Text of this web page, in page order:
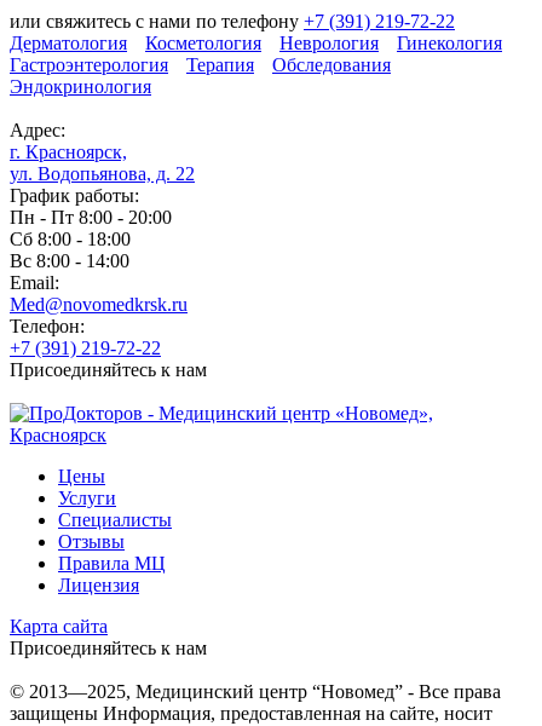
или свяжитесь с нами по телефону +7 (391) 219-72-22
Дерматология
Косметология Неврология
Гинекология
Гастроэнтерология
Терапия
Обследования
Эндокринология
Адрес:
г. Красноярск,
ул. Водопьянова, д. 22
График работы:
Пн - Пт 8:00 - 20:00
Сб 8:00 - 18:00
Вс 8:00 - 14:00
Email:
Med@novomedkrsk.ru
Телефон:
+7 (391) 219-72-22
Присоединяйтесь к нам
Цены
Услуги
Специалисты
Отзывы
Правила МЦ
Лицензия
Карта сайта
Присоединяйтесь к нам
© 2013—2025, Медицинский центр “Новомед” - Все права
защищены Информация, предоставленная на сайте, носит